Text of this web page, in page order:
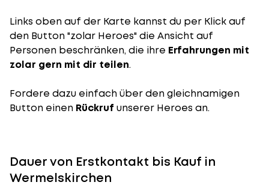
Links oben auf der Karte kannst du per Klick auf
den Button "zolar Heroes" die Ansicht auf
Personen beschränken, die ihre Erfahrungen mit
zolar gern mit dir teilen.
Fordere dazu einfach über den gleichnamigen
Button einen Rückruf unserer Heroes an.
Dauer von Erstkontakt bis Kauf in
Wermelskirchen